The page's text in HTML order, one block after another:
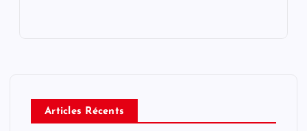
Articles Récents